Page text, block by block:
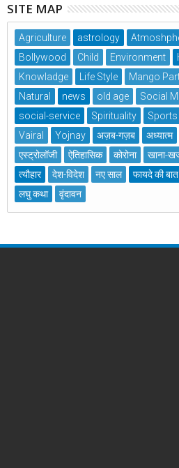
SITE MAP
Agriculture astrology
Bollywood
Child Environment
Knowladge
Life Style Mango
Natural
news old age Social
social-service
Spirituality Sports
Vairal
Yojnay अज़ब-गज़ब अध्यात्म
एस्ट्रोलॉजी
ऐतिहासिक कोरोना खाना-
त्यौहार
देश-विदेश नए साल फायदे की बात
लघु कथा
वृंदावन